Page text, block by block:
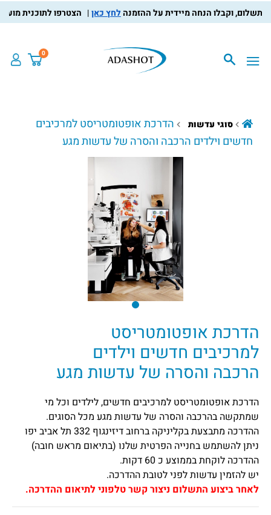
לחץ כאן הצטרפו לתוכנית מועדון
0
סוגי עדשות
הדרכת אופטומטריסט למרכיבים
חדשים וילדים הרכבה והסרה של עדשות מגע
הדרכת אופטומטריסט
למרכיבים חדשים וילדים
הרכבה והסרה של עדשות מגע
הדרכת אופטומטריסט למרכיבים חדשים, לילדים וכל מי
שמתקשה בהרכבה והסרה של עדשות מגע מכל הסוגים.
ההדרכה מתבצעת בקליניקה ברחוב דיזינגוף 332 תל אביב יפו
ניתן להשתמש בחנייה הפרטית שלנו (בתיאום מראש חובה)
ההדרכה לוקחת בממוצע כ 60 דקות.
יש להזמין עדשות לפני לטובת ההדרכה.
לאחר ביצוע התשלום ניצור קשר טלפוני לתיאום ההדרכה.